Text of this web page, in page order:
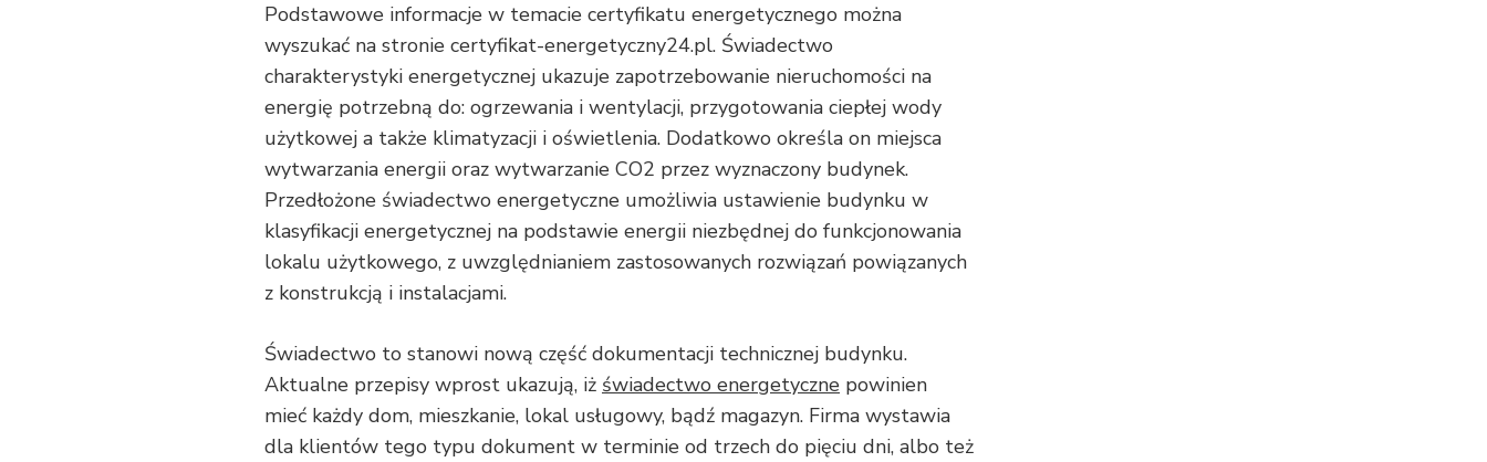
Podstawowe informacje w temacie certyfikatu energetycznego można
wyszukać na stronie certyfikat-energetyczny24.pl. Świadectwo
charakterystyki energetycznej ukazuje zapotrzebowanie nieruchomości na
energię potrzebną do: ogrzewania i wentylacji, przygotowania ciepłej wody
użytkowej a także klimatyzacji i oświetlenia. Dodatkowo określa on miejsca
wytwarzania energii oraz wytwarzanie CO2 przez wyznaczony budynek.
Przedłożone świadectwo energetyczne umożliwia ustawienie budynku w
klasyfikacji energetycznej na podstawie energii niezbędnej do funkcjonowania
lokalu użytkowego, z uwzględnianiem zastosowanych rozwiązań powiązanych
z konstrukcją i instalacjami.
Świadectwo to stanowi nową część dokumentacji technicznej budynku.
Aktualne przepisy wprost ukazują, iż świadectwo energetyczne powinien
mieć każdy dom, mieszkanie, lokal usługowy, bądź magazyn. Firma wystawia
dla klientów tego typu dokument w terminie od trzech do pięciu dni, albo też